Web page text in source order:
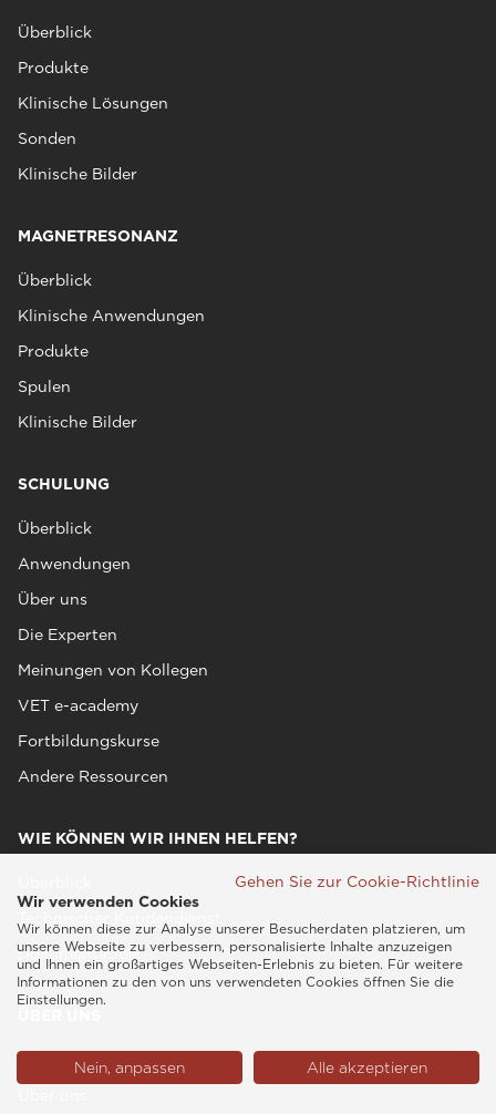
Überblick
Produkte
Klinische Lösungen
Sonden
Klinische Bilder
MAGNETRESONANZ
Überblick
Klinische Anwendungen
Produkte
Spulen
Klinische Bilder
SCHULUNG
Überblick
Anwendungen
Über uns
Die Experten
Meinungen von Kollegen
VET e-academy
Fortbildungskurse
Andere Ressourcen
WIE KÖNNEN WIR IHNEN HELFEN?
Dokumentation
Überblick
Gehen Sie zur Cookie-Richtlinie
Wir verwenden Cookies
Wir können diese zur Analyse unserer Besucherdaten platzieren, um
unsere Webseite zu verbessern, personalisierte Inhalte anzuzeigen
und Ihnen ein großartiges Webseiten-Erlebnis zu bieten. Für weitere
Informationen zu den von uns verwendeten Cookies öffnen Sie die
Einstellungen.
Nein, anpassen Alle akzeptieren